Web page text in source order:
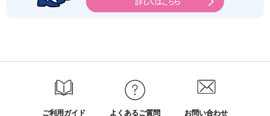
ご利用ガイド よくあるご質問 お問い合わせ